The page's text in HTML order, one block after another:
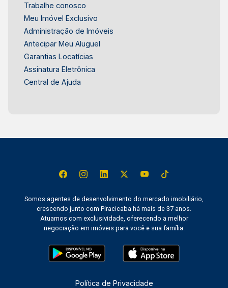
Trabalhe conosco
Meu Imóvel Exclusivo
Administração de Imóveis
Antecipar Meu Aluguel
Garantias Locatícias
Assinatura Eletrônica
Central de Ajuda
Somos agentes de desenvolvimento do mercado imobiliário,
crescendo junto com Piracicaba há mais de 37 anos.
Atuamos com exclusividade, oferecendo a melhor
negociação em imóveis para você e sua família.
Política de Privacidade